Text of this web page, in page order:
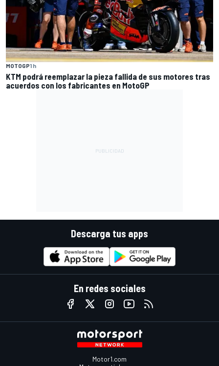
MOTOGP1 h
KTM podrá reemplazar la pieza fallida de sus motores tras
acuerdos con los fabricantes en MotoGP
Descarga tus apps
En redes sociales
Motor1.com